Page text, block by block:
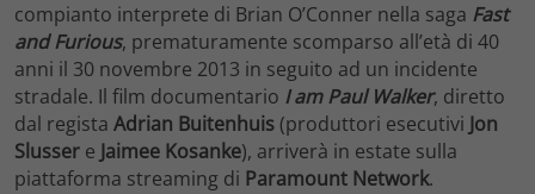
compianto interprete di Brian O’Conner nella saga Fast
and Furious, prematuramente scomparso all’età di 40
anni il 30 novembre 2013 in seguito ad un incidente
stradale. Il film documentario I am Paul Walker, diretto
dal regista Adrian Buitenhuis(produttori esecutivi Jon
Slusser e Jaimee Kosanke), arriverà in estate sulla
piattaforma streaming di Paramount Network.